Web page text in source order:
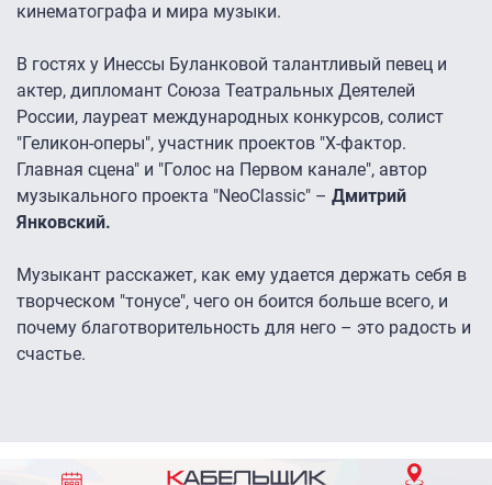
кинематографа и мира музыки.
В гостях у Инессы Буланковой талантливый певец и
актер, дипломант Союза Театральных Деятелей
России, лауреат международных конкурсов, солист
"Геликон-оперы", участник проектов "Х-фактор.
Главная сцена" и "Голос на Первом канале", автор
музыкального проекта "NeoClassic" – Дмитрий
Янковский.
Музыкант расскажет, как ему удается держать себя в
творческом "тонусе", чего он боится больше всего, и
почему благотворительность для него – это радость и
счастье.